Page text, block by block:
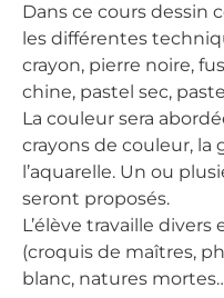
Dans ce cours dessin
les différentes
crayon, pierre noire,
chine, pastel sec,
La couleur sera
crayons de couleur, la
l’aquarelle. Un ou
seront proposés.
L’élève travaille divers
(croquis de maîtres,
blanc, natures